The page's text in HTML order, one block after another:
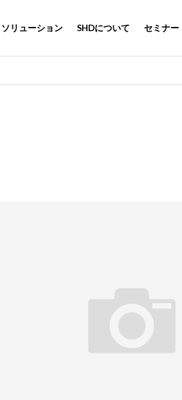
ソリューション SHDについて セミナー